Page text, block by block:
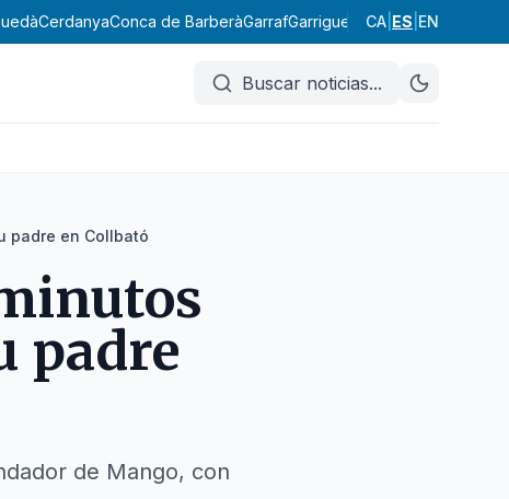
CerdanyaConca de BarberàGarrafGarrigues GarrotxaGironès
CA ES EN
Buscar noticias...
padre en Collbató
padre
de Mango, con